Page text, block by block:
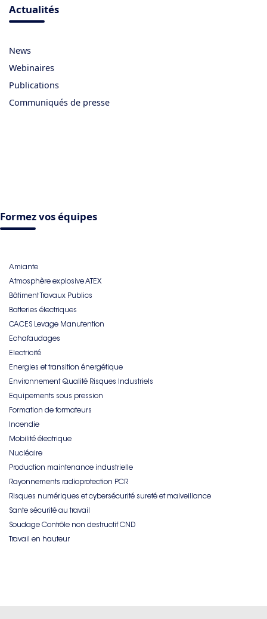
Actualités
News
Webinaires
Publications
Communiqués de presse
Formez vos équipes
Amiante
Atmosphère explosive ATEX
Bâtiment Travaux Publics
Batteries électriques
CACES Levage Manutention
Echafaudages
Electricité
Energies et transition énergétique
Environnement Qualité Risques Industriels
Equipements sous pression
Formation de formateurs
Incendie
Mobilité électrique
Nucléaire
Production maintenance industrielle
Rayonnements radioprotection PCR
Risques numériques et cybersécurité sureté et malveillance
Sante sécurité au travail
Soudage Contrôle non destructif CND
Travail en hauteur